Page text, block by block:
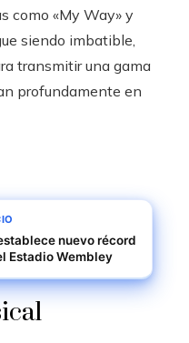
como «My Way» y
siendo imbatible,
transmitir una gama
profundamente en
nuevo récord
Estadio Wembley